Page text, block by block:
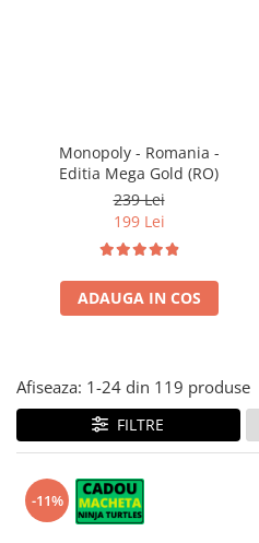
Cluedo
Jocuri cooperative
Jocuri de societate in limba
Vezi toate jocurile de societate
Monopoly - Romania -
Editia Mega Gold (RO)
239 Lei
199 Lei
ADAUGA IN COS
Afiseaza: 1-24 din 119 produse
FILTRE
-11%